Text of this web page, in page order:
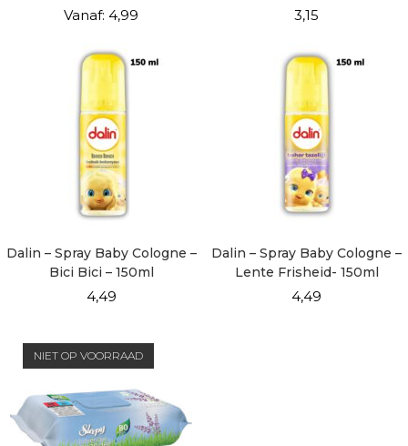
Vanaf:4,99 3,15
Dalin – Spray Baby Cologne –
Bici Bici – 150ml
4,49
Dalin – Spray Baby Cologne –
Lente Frisheid- 150ml
4,49
NIET OP VOORRAAD